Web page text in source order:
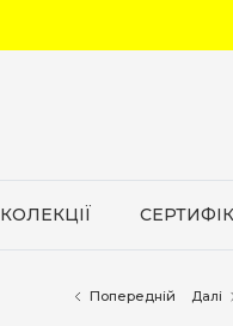
КОЛЕКЦІЇ
Попередній Далі